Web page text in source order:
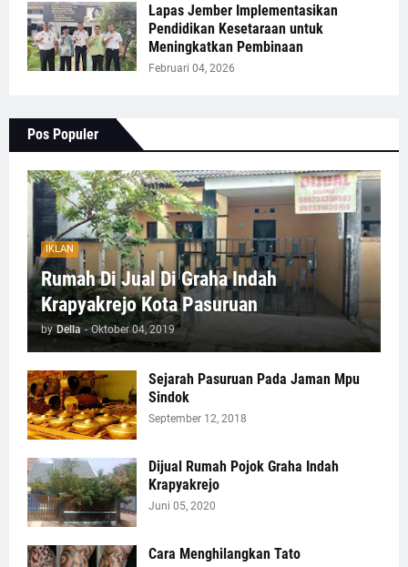
Lapas Jember Implementasikan
Pendidikan Kesetaraan untuk
Meningkatkan Pembinaan
Februari 04, 2026
Pos Populer
IKLAN
Rumah Di Jual Di Graha Indah
Krapyakrejo Kota Pasuruan
by Della - Oktober 04, 2019
Sejarah Pasuruan Pada Jaman Mpu
Sindok
September 12, 2018
Dijual Rumah Pojok Graha Indah
Krapyakrejo
Juni 05, 2020
Cara Menghilangkan Tato